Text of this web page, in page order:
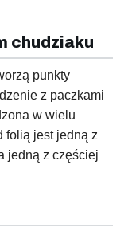
chudziaku
punkty
z paczkami
w wielu
folią jest jedną z
jedną z częściej